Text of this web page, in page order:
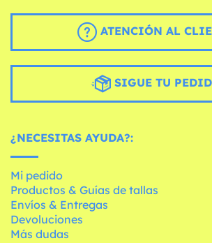
ATENCIÓN AL
SIGUE TU
¿NECESITAS AYUDA?:
Mi pedido
Productos & Guías de tallas
Envíos & Entregas
Devoluciones
Más dudas